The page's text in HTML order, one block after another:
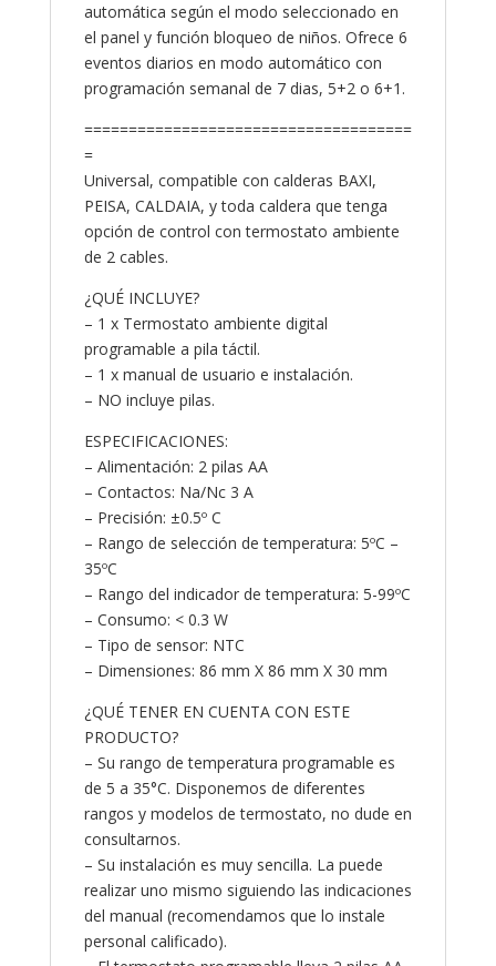
automática según el modo seleccionado en
el panel y función bloqueo de niños. Ofrece 6
eventos diarios en modo automático con
programación semanal de 7 dias, 5+2 o 6+1.
=====================================
=
Universal, compatible con calderas BAXI,
PEISA, CALDAIA, y toda caldera que tenga
opción de control con termostato ambiente
de 2 cables.
¿QUÉ INCLUYE?
– 1 x Termostato ambiente digital
programable a pila táctil.
– 1 x manual de usuario e instalación.
– NO incluye pilas.
ESPECIFICACIONES:
– Alimentación: 2 pilas AA
– Contactos: Na/Nc 3 A
– Precisión: ±0.5º C
– Rango de selección de temperatura: 5ºC –
35ºC
– Rango del indicador de temperatura: 5-99ºC
– Consumo: < 0.3 W
– Tipo de sensor: NTC
– Dimensiones: 86 mm X 86 mm X 30 mm
¿QUÉ TENER EN CUENTA CON ESTE
PRODUCTO?
– Su rango de temperatura programable es
de 5 a 35°C. Disponemos de diferentes
rangos y modelos de termostato, no dude en
consultarnos.
– Su instalación es muy sencilla. La puede
realizar uno mismo siguiendo las indicaciones
del manual (recomendamos que lo instale
personal calificado).